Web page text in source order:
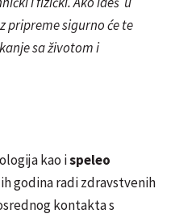
pripreme sigurno će te
sa životom i
kao ispeleo
godina radi zdravstvenih
kontakta s